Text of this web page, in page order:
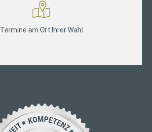
Termine am Ort Ihrer Wahl